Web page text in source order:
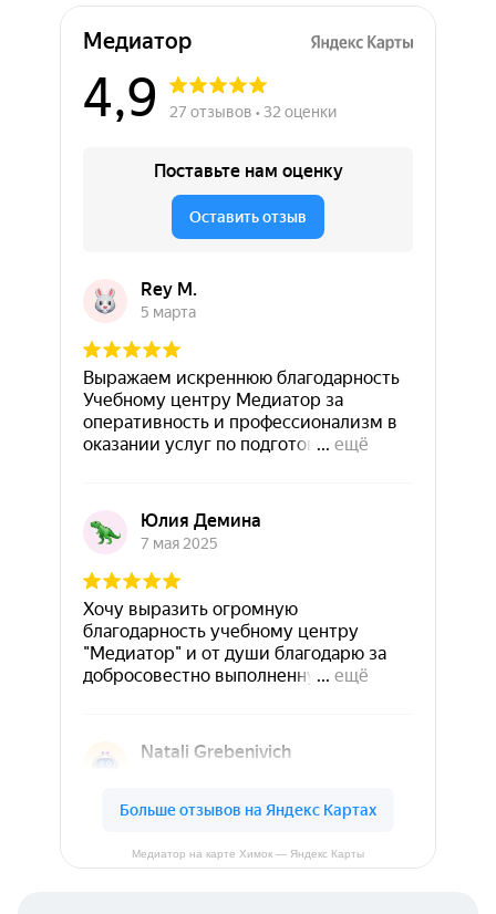
Медиатор на карте Химок — Яндекс Карты